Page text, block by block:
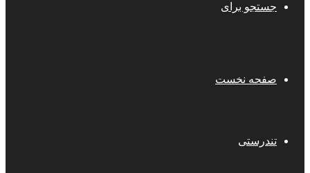
جستجو برای
صفحه نخست
تندرستی